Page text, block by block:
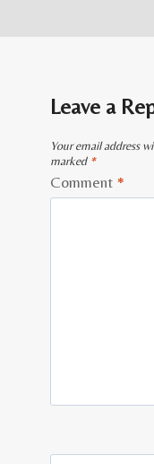
Leave a
Your email address
marked *
Comment *